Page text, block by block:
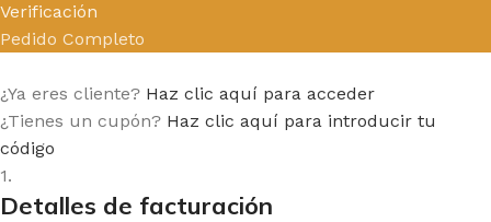
Verificación
Pedido Completo
¿Ya eres cliente? Haz clic aquí para acceder
¿Tienes un cupón? Haz clic aquí para introducir tu
código
1.
Detalles de facturación